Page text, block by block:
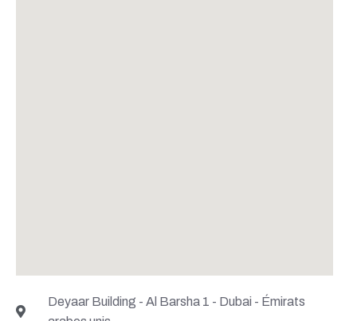
Deyaar Building - Al Barsha 1 - Dubai - Émirats